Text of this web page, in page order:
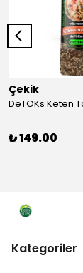
Çekik
₺ 149.00
Kategoriler